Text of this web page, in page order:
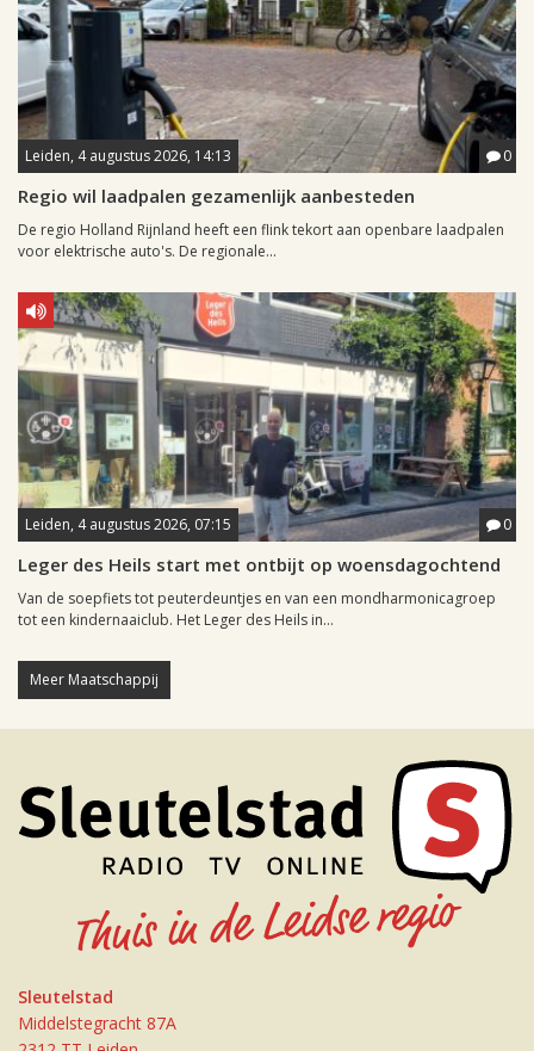
Leiden, 4 augustus 2026, 14:13 0
Regio wil laadpalen gezamenlijk aanbesteden
De regio Holland Rijnland heeft een flink tekort aan openbare laadpalen
voor elektrische auto's. De regionale...
Leiden, 4 augustus 2026, 07:15 0
Leger des Heils start met ontbijt op woensdagochtend
Van de soepfiets tot peuterdeuntjes en van een mondharmonicagroep
tot een kindernaaiclub. Het Leger des Heils in...
Meer Maatschappij
Sleutelstad
Middelstegracht 87A